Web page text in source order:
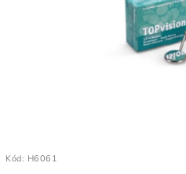
Kód: H6061